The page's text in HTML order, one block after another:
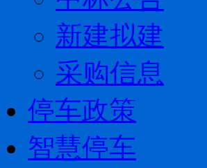
新建拟建
采购信息
停车政策
智慧停车